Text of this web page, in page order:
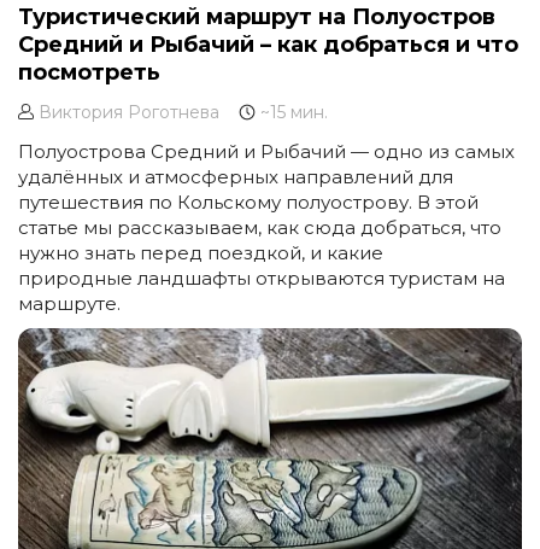
Туристический маршрут на Полуостров
Средний и Рыбачий – как добраться и что
посмотреть
Виктория Роготнева ~15 мин.
Полуострова Средний и Рыбачий — одно из самых
удалённых и атмосферных направлений для
путешествия по Кольскому полуострову. В этой
статье мы рассказываем, как сюда добраться, что
нужно знать перед поездкой, и какие
природные ландшафты открываются туристам на
маршруте.